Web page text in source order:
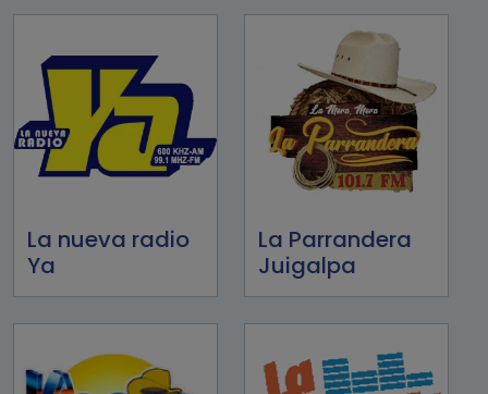
La nueva radio
Ya
La Parrandera
Juigalpa